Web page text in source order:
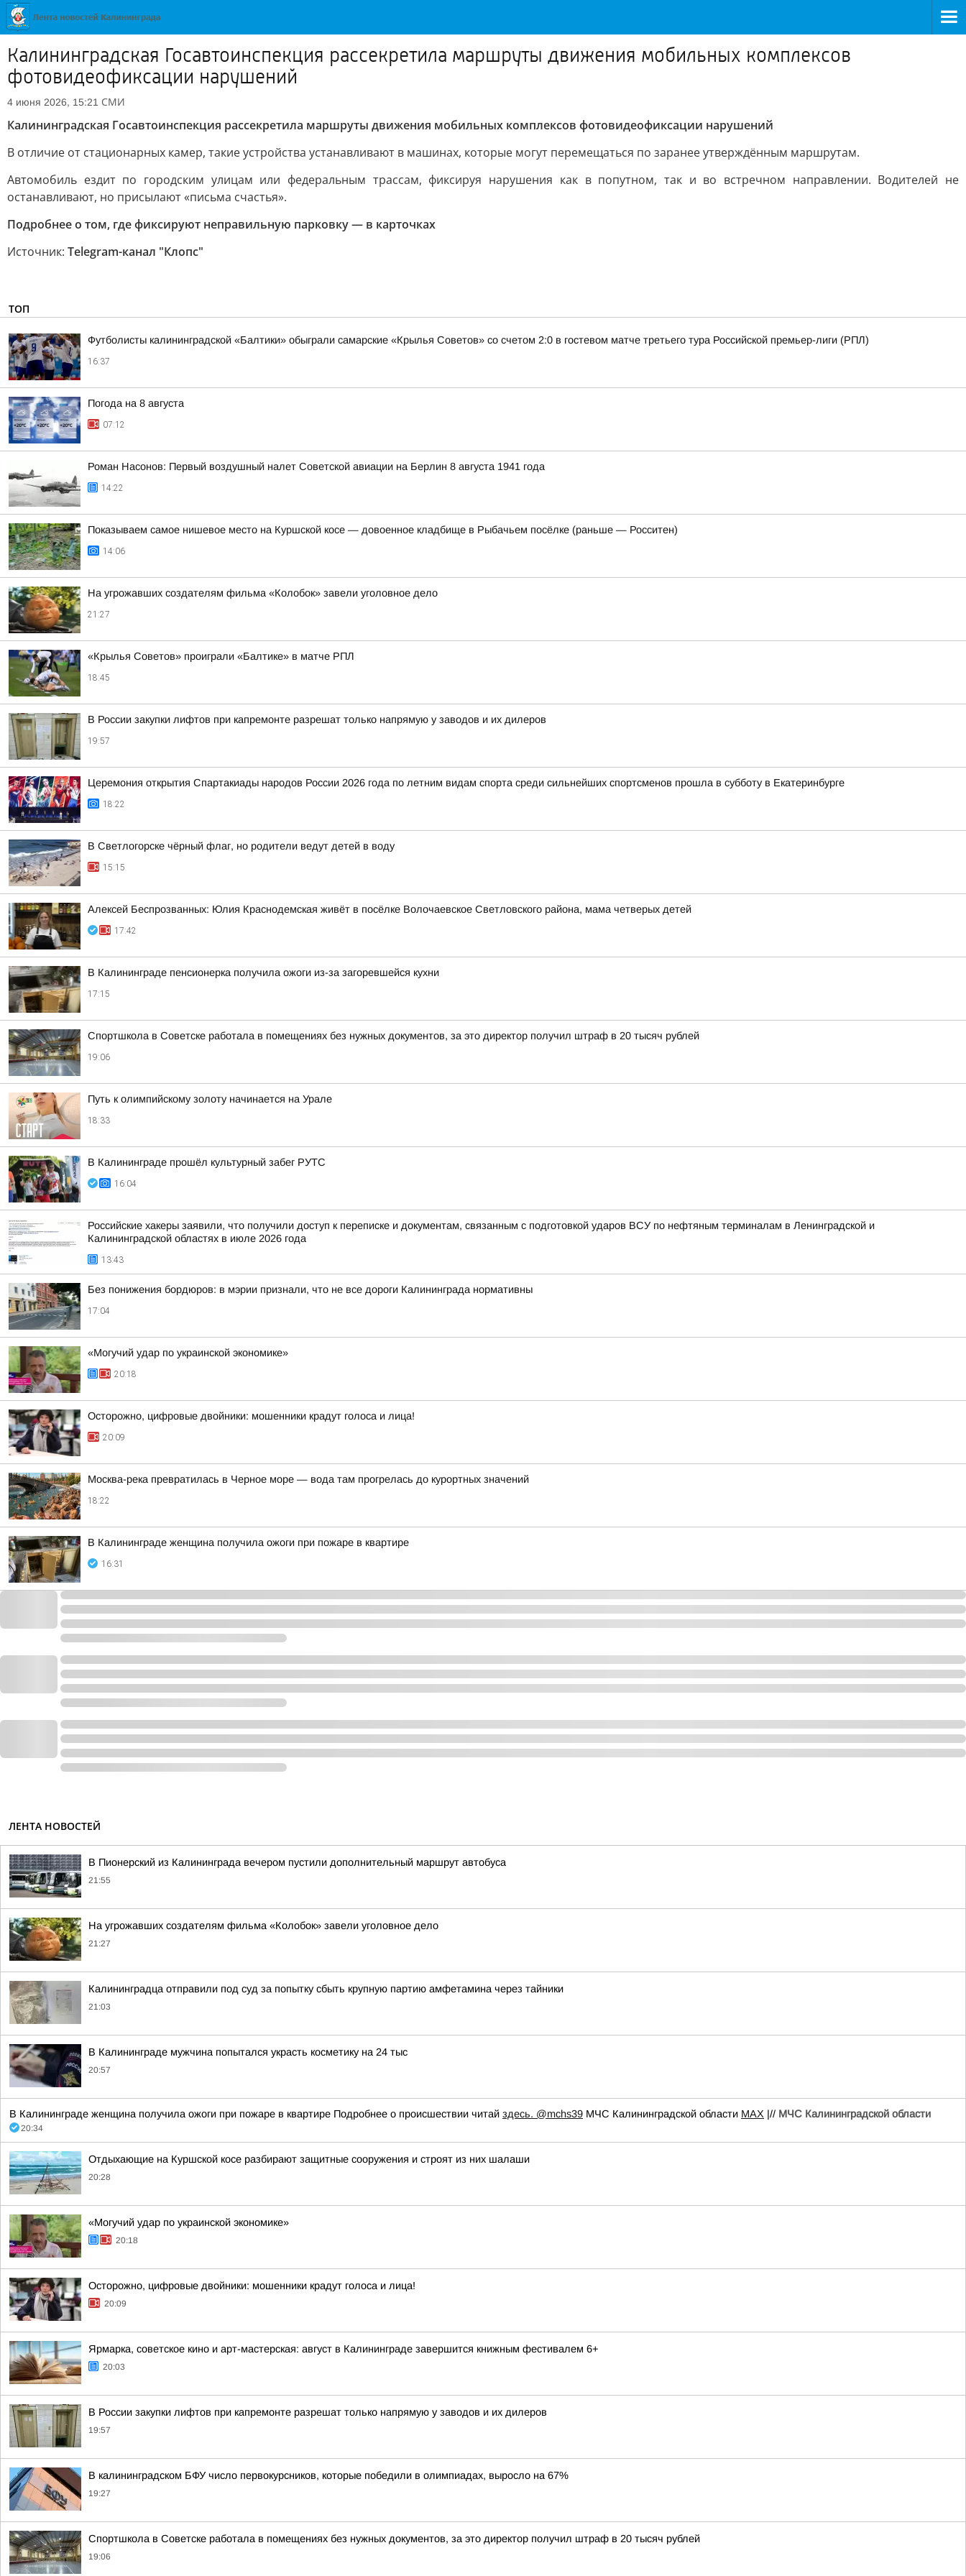
Калининградская Госавтоинспекция рассекретила маршруты движения мобильных комплексов
фотовидеофиксации нарушений
4 июня 2026, 15:21 СМИ
Калининградская Госавтоинспекция рассекретила маршруты движения мобильных комплексов фотовидеофиксации нарушений
В отличие от стационарных камер, такие устройства устанавливают в машинах, которые могут перемещаться по заранее утверждённым маршрутам.
Автомобиль ездит по городским улицам или федеральным трассам, фиксируя нарушения как в попутном, так и во встречном направлении. Водителей не
останавливают, но присылают «письма счастья».
Подробнее о том, где фиксируют неправильную парковку — в карточках
Источник: Telegram-канал "Клопс"
ТОП
Футболисты калининградской «Балтики» обыграли самарские «Крылья Советов» со счетом 2:0 в гостевом матче третьего тура Российской премьер-лиги (РПЛ)
16:37
Погода на 8 августа
07:12
Роман Насонов: Первый воздушный налет Советской авиации на Берлин 8 августа 1941 года
14:22
Показываем самое нишевое место на Куршской косе — довоенное кладбище в Рыбачьем посёлке (раньше — Росситен)
14:06
На угрожавших создателям фильма «Колобок» завели уголовное дело
21:27
«Крылья Советов» проиграли «Балтике» в матче РПЛ
18:45
В России закупки лифтов при капремонте разрешат только напрямую у заводов и их дилеров
19:57
Церемония открытия Спартакиады народов России 2026 года по летним видам спорта среди сильнейших спортсменов прошла в субботу в Екатеринбурге
18:22
В Светлогорске чёрный флаг, но родители ведут детей в воду
15:15
Алексей Беспрозванных: Юлия Краснодемская живёт в посёлке Волочаевское Светловского района, мама четверых детей
17:42
В Калининграде пенсионерка получила ожоги из-за загоревшейся кухни
17:15
Спортшкола в Советске работала в помещениях без нужных документов, за это директор получил штраф в 20 тысяч рублей
19:06
Путь к олимпийскому золоту начинается на Урале
18:33
В Калининграде прошёл культурный забег РУТС
16:04
Российские хакеры заявили, что получили доступ к переписке и документам, связанным с подготовкой ударов ВСУ по нефтяным терминалам в Ленинградской и
Калининградской областях в июле 2026 года
13:43
Без понижения бордюров: в мэрии признали, что не все дороги Калининграда нормативны
17:04
«Могучий удар по украинской экономике»
20:18
Осторожно, цифровые двойники: мошенники крадут голоса и лица!
20:09
Москва-река превратилась в Черное море — вода там прогрелась до курортных значений
18:22
В Калининграде женщина получила ожоги при пожаре в квартире
16:31
ЛЕНТА НОВОСТЕЙ
В Пионерский из Калининграда вечером пустили дополнительный маршрут автобуса
21:55
На угрожавших создателям фильма «Колобок» завели уголовное дело
21:27
Калининградца отправили под суд за попытку сбыть крупную партию амфетамина через тайники
21:03
В Калининграде мужчина попытался украсть косметику на 24 тыс
20:57
В Калининграде женщина получила ожоги при пожаре в квартире Подробнее о происшествии читай здесь. @mchs39 МЧС Калининградской области MAX |// МЧС Калининградской области
20:34
Отдыхающие на Куршской косе разбирают защитные сооружения и строят из них шалаши
20:28
«Могучий удар по украинской экономике»
20:18
Осторожно, цифровые двойники: мошенники крадут голоса и лица!
20:09
Ярмарка, советское кино и арт-мастерская: август в Калининграде завершится книжным фестивалем 6+
20:03
В России закупки лифтов при капремонте разрешат только напрямую у заводов и их дилеров
19:57
В калининградском БФУ число первокурсников, которые победили в олимпиадах, выросло на 67%
19:27
Спортшкола в Советске работала в помещениях без нужных документов, за это директор получил штраф в 20 тысяч рублей
19:06